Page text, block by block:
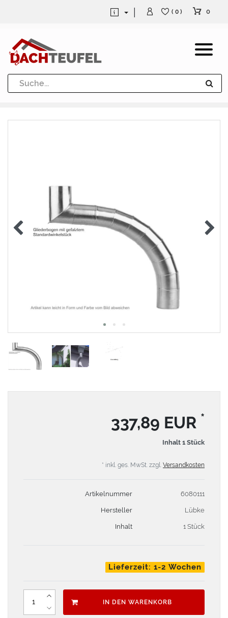
Dachrinne und Fallrohre
Werkzeuge und Löttechnik
( 0 ) 0
337,89 EUR *
Inhalt 1 Stück
* inkl. ges. MwSt. zzgl. Versandkosten
Artikelnummer 6080111
Hersteller Lübke
Inhalt 1 Stück
Lieferzeit: 1-2 Wochen
IN DEN WARENKORB